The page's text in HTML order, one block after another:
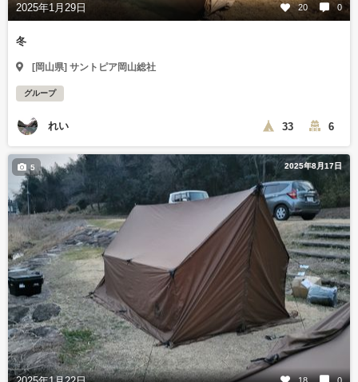
2025年1月29日 20 0
冬
[岡山県] サントピア岡山総社
グループ
れい 33 6
2025年8月17日
5